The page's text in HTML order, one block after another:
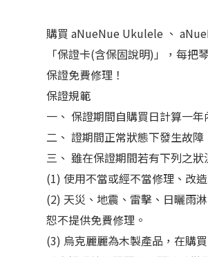
購買 aNueNue Ukulele 、
「保證卡(含保固說明)」，每
保證免費修理！
保證規範
一、 保證期間自購買日計算一年
二、 證期間正常狀態下發生故
三、 雖在保證期間若有下列之狀
(1) 使用不當或經不當修理、改
(2) 天災、地震、雷擊、日曬雨
恕不提供免費修理。
(3) 烏克麗麗為木製產品，在購